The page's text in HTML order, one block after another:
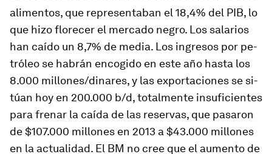
ali­men­tos, que re­pre­sen­taban el 18,4% del PIB, lo
que hizo flo­recer el mer­cado ne­gro. Los sa­la­rios
han caído un 8,7% de me­dia. Los in­gresos por pe­
tróleo se ha­brán en­co­gido en este año hasta los
8.000 mi­llo­ne­s/­di­na­res, y las ex­por­ta­ciones se si­
túan hoy en 200.000 b/d, to­tal­mente in­su­fi­cientes
para frenar la caída de las re­ser­vas, que pa­saron
de $107.000 mi­llones en 2013 a $43.000 mi­llones
en la ac­tua­li­dad. El BM no cree que el au­mento de